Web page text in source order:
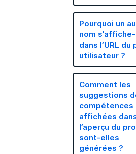
Pourquoi un
nom
dans l’URL du
utilisateur ?
Comment les
suggestions
compétences
affichées
l’aperçu du
sont-elles
générées ?